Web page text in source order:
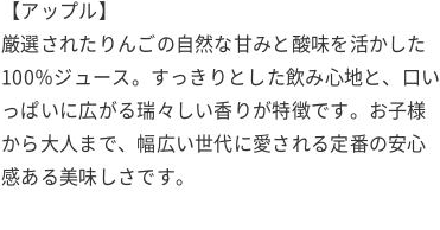
【アップル】
厳選されたりんごの自然な甘みと酸味を活かした
100％ジュース。すっきりとした飲み心地と、口い
っぱいに広がる瑞々しい香りが特徴です。お子様
から大人まで、幅広い世代に愛される定番の安心
感ある美味しさです。